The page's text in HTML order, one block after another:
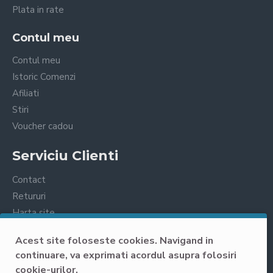
Acest site foloseste cookies. Navigand in
continuare, va exprimati acordul asupra folosiri
cookie-urilor.
Configurare facila
Plata in rate
Contul meu
Contul meu
Istoric Comenzi
Afiliati
Stiri
Voucher cadou
Serviciu Clienti
Contact
Retururi
Harta site